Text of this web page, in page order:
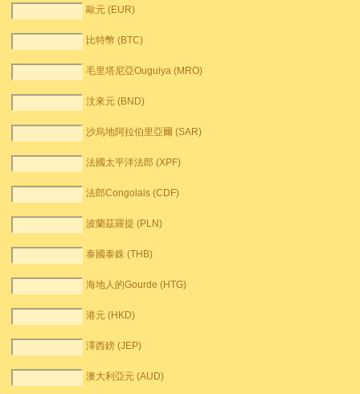
歐元 (EUR)
比特幣 (BTC)
毛里塔尼亞Ouguiya (MRO)
汶來元 (BND)
沙烏地阿拉伯里亞爾 (SAR)
法國太平洋法郎 (XPF)
法郎Congolais (CDF)
波蘭茲羅提 (PLN)
泰國泰銖 (THB)
海地人的Gourde (HTG)
港元 (HKD)
澤西鎊 (JEP)
澳大利亞元 (AUD)